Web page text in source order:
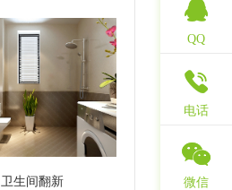
卫生间翻新
QQ
电话
微信